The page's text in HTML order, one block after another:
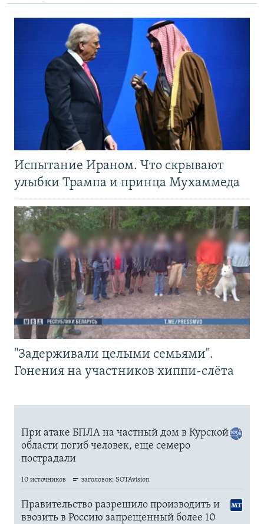
Испытание Ираном. Что скрывают
улыбки Трампа и принца Мухаммеда
"Задерживали целыми семьями".
Гонения на участников хиппи-слёта